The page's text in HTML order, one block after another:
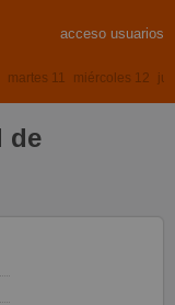
acceso usuarios
martes 11 miércoles 12
de